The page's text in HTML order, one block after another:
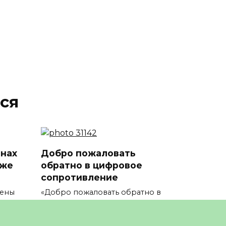
Добро пожаловать
обратно в цифровое
сопротивление
«Добро пожаловать обратно в
цифровое сопротивление